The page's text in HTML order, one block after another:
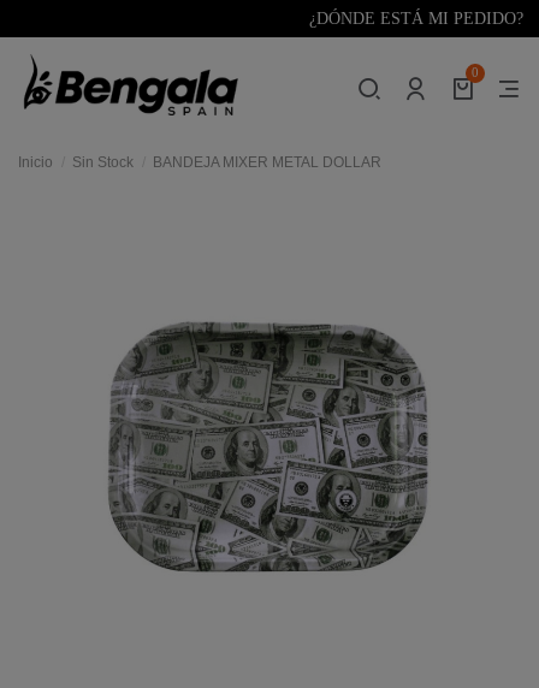
¿DÓNDE ESTÁ MI PEDIDO?
0
Inicio Sin Stock BANDEJA MIXER METAL DOLLAR